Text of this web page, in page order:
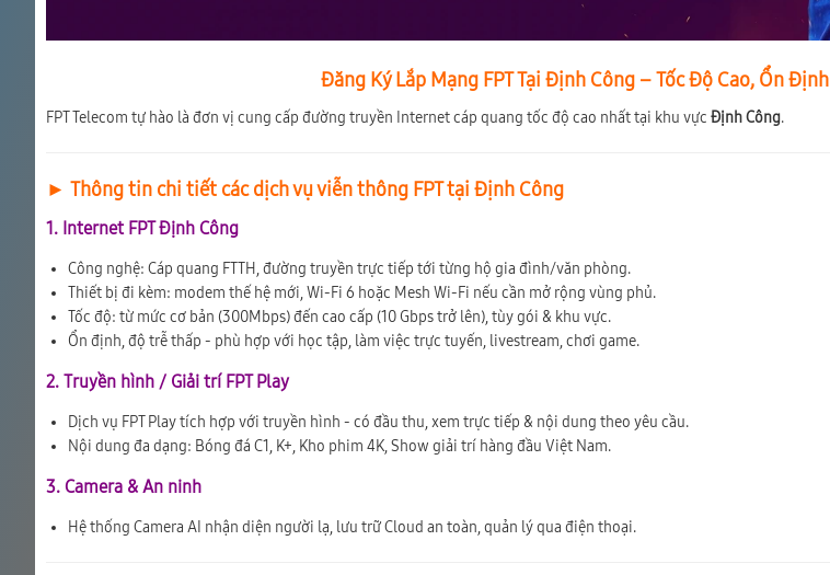
Đăng Ký Lắp Mạng FPT Tại Định Công – Tốc Độ Cao, Ổn Định
FPT Telecom tự hào là đơn vị cung cấp đường truyền Internet cáp quang tốc độ cao nhất tại khu vực Định Công.
► Thông tin chi tiết các dịch vụ viễn thông FPT tại Định Công
1. Internet FPT Định Công
Công nghệ: Cáp quang FTTH, đường truyền trực tiếp tới từng hộ gia đình/văn phòng.
Thiết bị đi kèm: modem thế hệ mới, Wi-Fi 6 hoặc Mesh Wi-Fi nếu cần mở rộng vùng phủ.
Tốc độ: từ mức cơ bản (300Mbps) đến cao cấp (10 Gbps trở lên), tùy gói & khu vực.
Ổn định, độ trễ thấp - phù hợp với học tập, làm việc trực tuyến, livestream, chơi game.
2. Truyền hình / Giải trí FPT Play
Dịch vụ FPT Play tích hợp với truyền hình - có đầu thu, xem trực tiếp & nội dung theo yêu cầu.
Nội dung đa dạng: Bóng đá C1, K+, Kho phim 4K, Show giải trí hàng đầu Việt Nam.
3. Camera & An ninh
Hệ thống Camera AI nhận diện người lạ, lưu trữ Cloud an toàn, quản lý qua điện thoại.